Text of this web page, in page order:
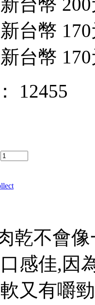
新台幣
新台幣
12455
乾不會
感佳,因
又有嚼